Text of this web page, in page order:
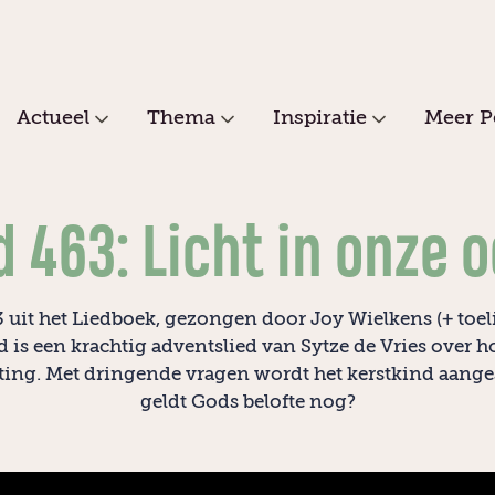
Actueel Thema Inspiratie Meer
463: Licht in onze
uit het Liedboek, gezongen door Joy Wielkens (+
is een krachtig adventslied van Sytze de Vries over
Met dringende vragen wordt het kerstkind
geldt Gods belofte nog?